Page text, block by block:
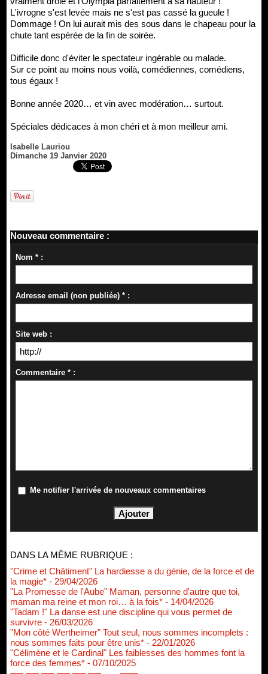
L'ivrogne s'est levée mais ne s'est pas cassé la gueule !
Dommage ! On lui aurait mis des sous dans le chapeau pour la
chute tant espérée de la fin de soirée.
Difficile donc d'éviter le spectateur ingérable ou malade.
Sur ce point au moins nous voilà, comédiennes, comédiens,
tous égaux !
Bonne année 2020… et vin avec modération… surtout.
Spéciales dédicaces à mon chéri et à mon meilleur ami.
Isabelle Lauriou
Dimanche 19 Janvier 2020
Nouveau commentaire :
Nom * :
Adresse email (non publiée) * :
Site web :
Commentaire * :
Me notifier l'arrivée de nouveaux commentaires
DANS LA MÊME RUBRIQUE :
"Crime et Châtiment" La hardiesse a du génie, de la force et de
la magie* - 29/04/2026
"La Promesse de l'Aube" Maman, personne d'autre que toi,
maman ma reine et mon roi… à la fois* - 14/04/2026
"Tadam !" La danse est une discipline qui vous permet de
survivre - 26/03/2026
"Mon côté Wertheimer" Tout seul, nous sommes incomplets :
nous sommes faits pour être unis* - 22/01/2026
"Célimène et le Cardinal" Les faiblesses des hommes font la
force des femmes* - 07/10/2025